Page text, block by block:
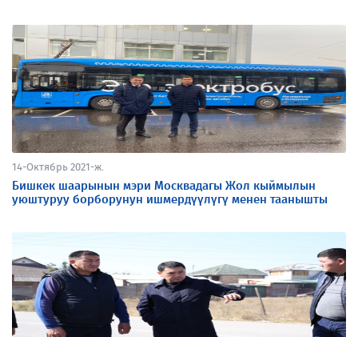
14-Октябрь 2021-ж.
Бишкек шаарынын мэри Москвадагы Жол кыймылын
уюштуруу борборунун ишмердүүлүгү менен таанышты